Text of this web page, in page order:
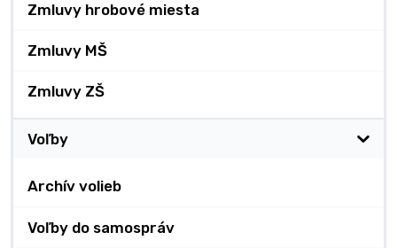
Zmluvy hrobové miesta
Zmluvy MŠ
Zmluvy ZŠ
Voľby
Archív volieb
Voľby do samospráv